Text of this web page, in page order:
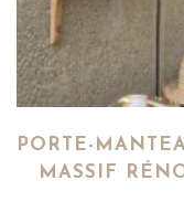
PORTE-
MASSIF